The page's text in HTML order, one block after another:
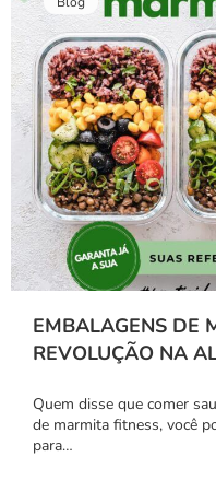
EMBALAGENS DE
REVOLUÇÃO NA
Quem disse que comer
de marmita fitness, você
para…